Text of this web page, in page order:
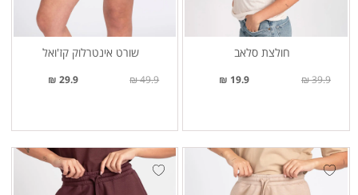
חולצת סלאב
19.9 ₪ 39.9 ₪
שורט אינטרלוק קז'ואל
29.9 ₪ 49.9 ₪